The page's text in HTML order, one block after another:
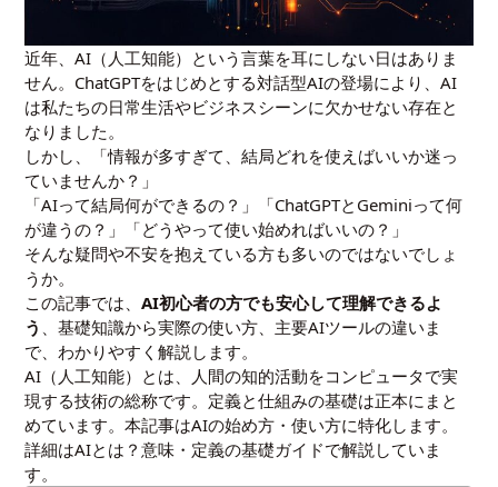
近年、AI（人工知能）という言葉を耳にしない日はありま
せん。ChatGPTをはじめとする対話型AIの登場により、AI
は私たちの日常生活やビジネスシーンに欠かせない存在と
なりました。
しかし、「情報が多すぎて、結局どれを使えばいいか迷っ
ていませんか？」
「AIって結局何ができるの？」「ChatGPTとGeminiって何
が違うの？」「どうやって使い始めればいいの？」
そんな疑問や不安を抱えている方も多いのではないでしょ
うか。
この記事では、AI初心者の方でも安心して理解できるよ
う 、基礎知識から実際の使い方、主要AIツールの違いま
で、わかりやすく解説します。
AI（人工知能）とは、人間の知的活動をコンピュータで実
現する技術の総称です。定義と仕組みの基礎は正本にまと
めています。本記事はAIの始め方・使い方に特化します。
詳細はAIとは？意味・定義の基礎ガイドで解説していま
す。